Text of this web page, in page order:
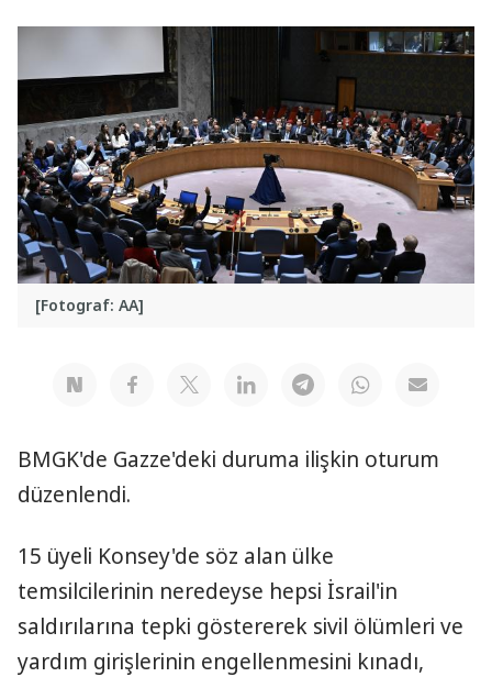
[Fotograf: AA]
BMGK'de Gazze'deki duruma ilişkin oturum
düzenlendi.
15 üyeli Konsey'de söz alan ülke
temsilcilerinin neredeyse hepsi İsrail'in
saldırılarına tepki göstererek sivil ölümleri ve
yardım girişlerinin engellenmesini kınadı,